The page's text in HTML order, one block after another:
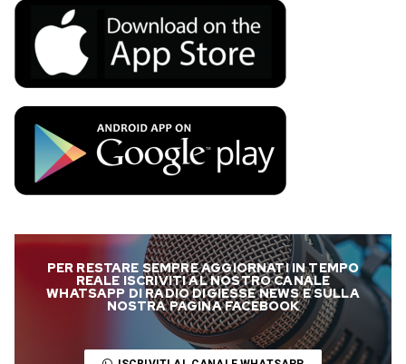
PER RESTARE SEMPRE AGGIORNATI IN TEMPO
REALE ISCRIVITI AL NOSTRO CANALE
WHATSAPP DI RADIO DIGIESSE NEWS E SULLA
NOSTRA PAGINA FACEBOOK